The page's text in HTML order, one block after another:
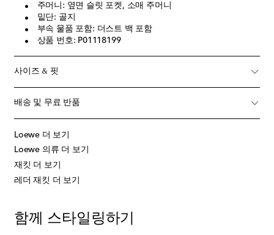
주머니: 옆면 슬릿 포켓, 소매 주머니
밑단: 골지
부속 물품 포함: 더스트 백 포함
상품 번호: P01118199
사이즈 & 핏
배송 및 무료 반품
Loewe 더 보기
Loewe 의류 더 보기
재킷 더 보기
레더 재킷 더 보기
함께 스타일링하기